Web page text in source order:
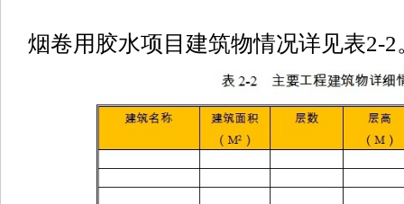
烟卷用胶水项目建筑物情况详见表2-2